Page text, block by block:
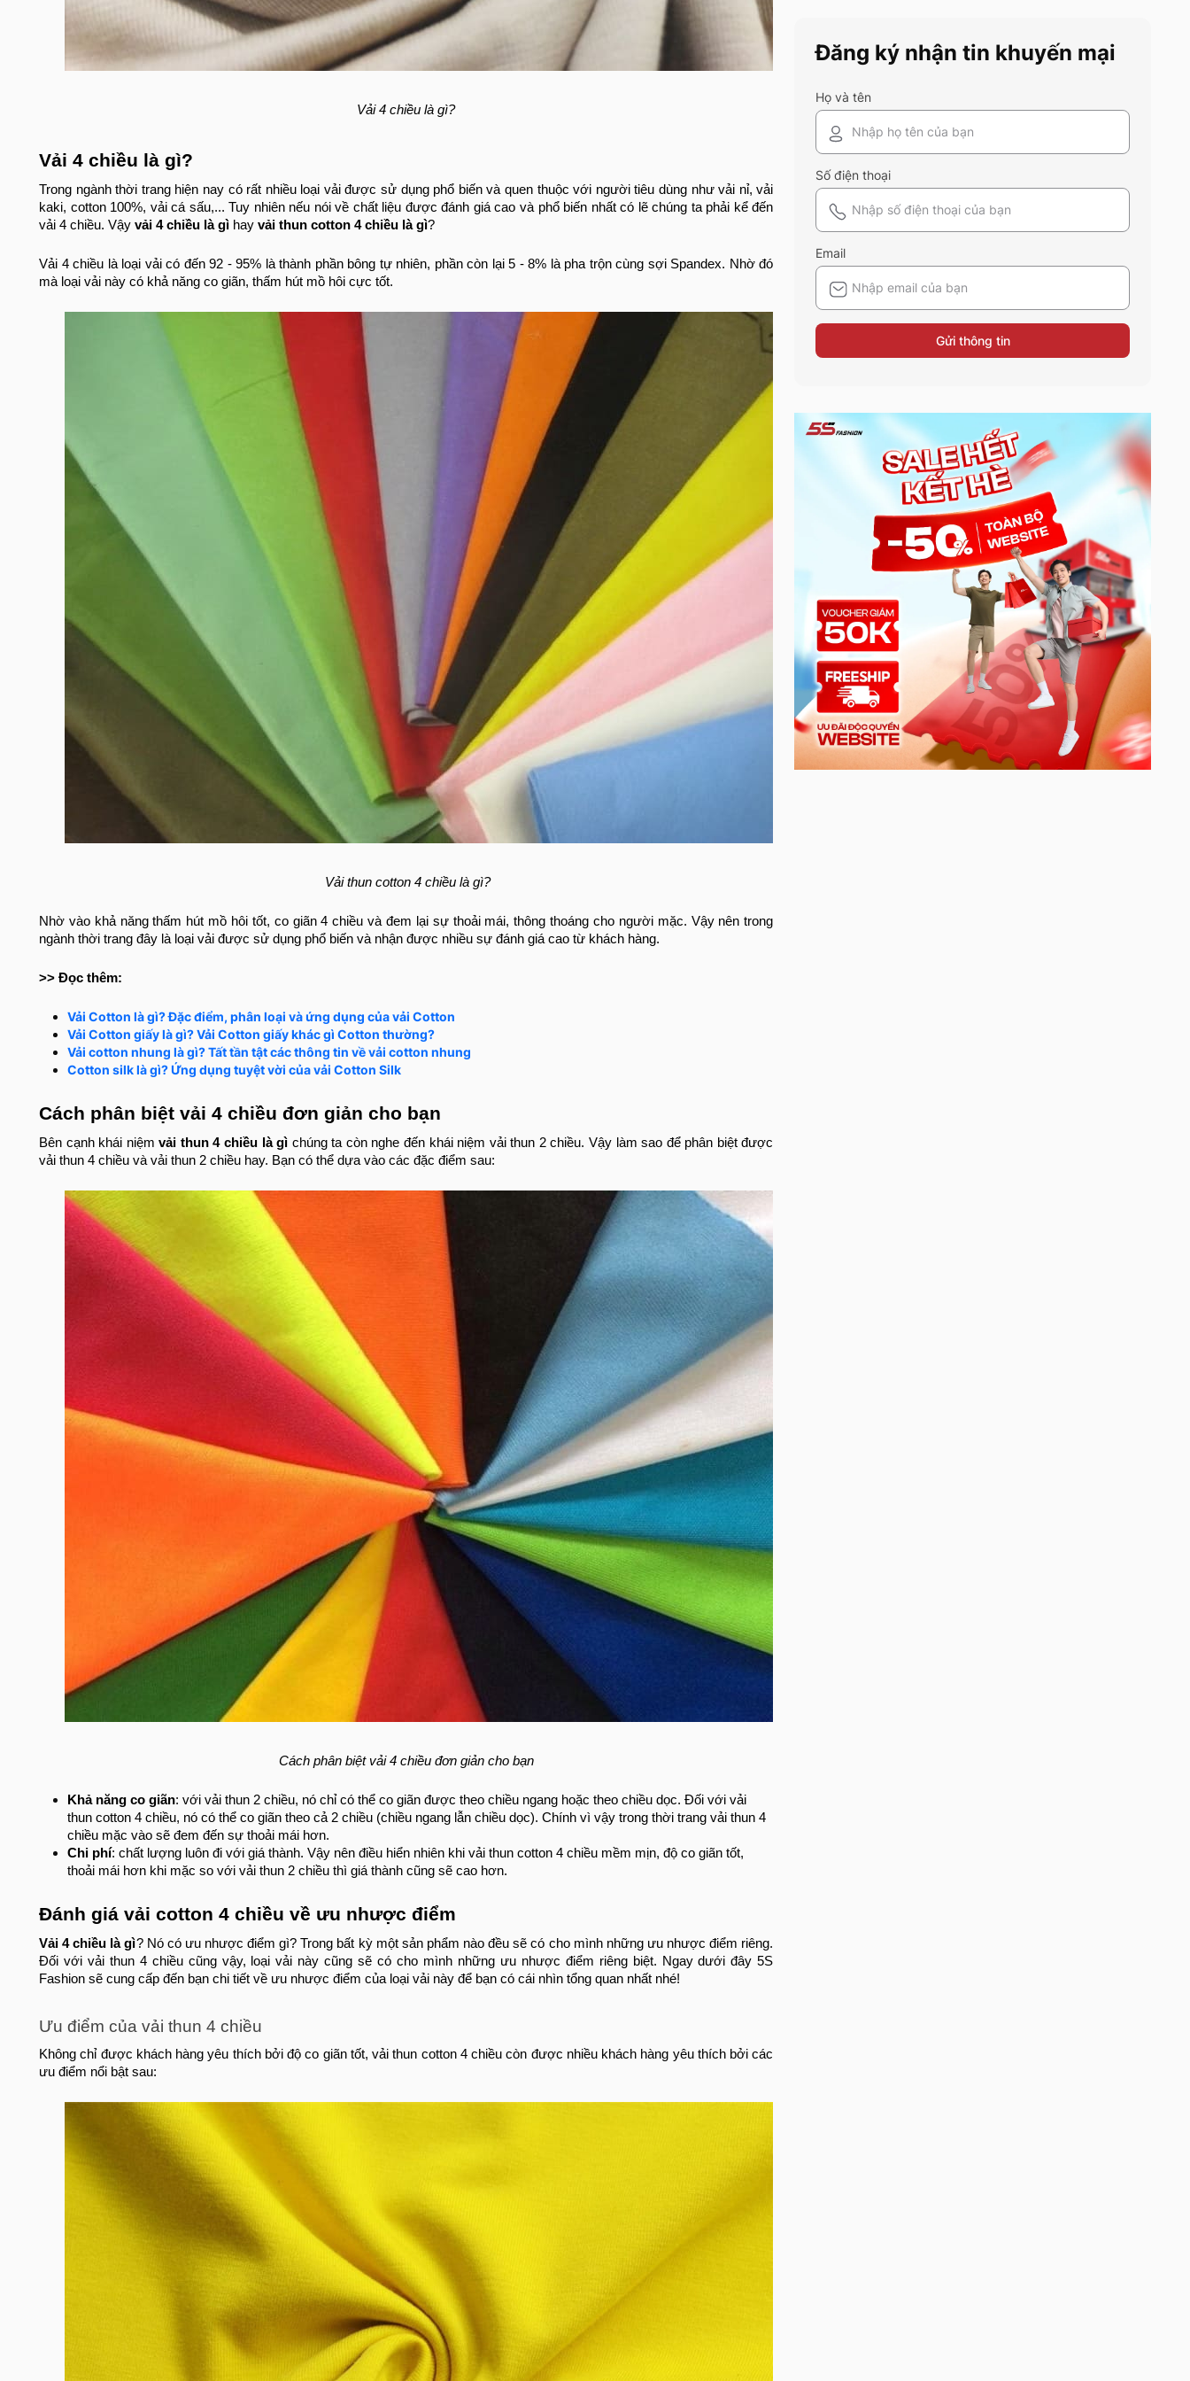
Vải 4 chiều là gì?
Vải 4 chiều là gì?
Trong ngành thời trang hiện nay có rất nhiều loại vải được sử dụng phổ biến và quen thuộc với người tiêu dùng như vải nỉ, vải
kaki, cotton 100%, vải cá sấu,... Tuy nhiên nếu nói về chất liệu được đánh giá cao và phổ biến nhất có lẽ chúng ta phải kể đến
vải 4 chiều. Vậy vải 4 chiều là gì hay vải thun cotton 4 chiều là gì?
Vải 4 chiều là loại vải có đến 92 - 95% là thành phần bông tự nhiên, phần còn lại 5 - 8% là pha trộn cùng sợi Spandex. Nhờ đó
mà loại vải này có khả năng co giãn, thấm hút mồ hôi cực tốt.
Vải thun cotton 4 chiều là gì?
Nhờ vào khả năng thấm hút mồ hôi tốt, co giãn 4 chiều và đem lại sự thoải mái, thông thoáng cho người mặc. Vậy nên trong
ngành thời trang đây là loại vải được sử dụng phổ biến và nhận được nhiều sự đánh giá cao từ khách hàng.
>> Đọc thêm:
Vải Cotton là gì? Đặc điểm, phân loại và ứng dụng của vải Cotton
Vải Cotton giấy là gì? Vải Cotton giấy khác gì Cotton thường?
Vải cotton nhung là gì? Tất tần tật các thông tin về vải cotton nhung
Cotton silk là gì? Ứng dụng tuyệt vời của vải Cotton Silk
Cách phân biệt vải 4 chiều đơn giản cho bạn
Bên cạnh khái niệmvải thun 4 chiều là gì chúng ta còn nghe đến khái niệm vải thun 2 chiều. Vậy làm sao để phân biệt được
vải thun 4 chiều và vải thun 2 chiều hay. Bạn có thể dựa vào các đặc điểm sau:
Cách phân biệt vải 4 chiều đơn giản cho bạn
Khả năng co giãn: với vải thun 2 chiều, nó chỉ có thể co giãn được theo chiều ngang hoặc theo chiều dọc. Đối với vải
thun cotton 4 chiều, nó có thể co giãn theo cả 2 chiều (chiều ngang lẫn chiều dọc). Chính vì vậy trong thời trang vải thun 4
chiều mặc vào sẽ đem đến sự thoải mái hơn.
Chi phí: chất lượng luôn đi với giá thành. Vậy nên điều hiển nhiên khi vải thun cotton 4 chiều mềm mịn, độ co giãn tốt,
thoải mái hơn khi mặc so với vải thun 2 chiều thì giá thành cũng sẽ cao hơn.
Đánh giá vải cotton 4 chiều về ưu nhược điểm
Vải 4 chiều là gì? Nó có ưu nhược điểm gì? Trong bất kỳ một sản phẩm nào đều sẽ có cho mình những ưu nhược điểm riêng.
Đối với vải thun 4 chiều cũng vậy, loại vải này cũng sẽ có cho mình những ưu nhược điểm riêng biệt. Ngay dưới đây 5S
Fashion sẽ cung cấp đến bạn chi tiết về ưu nhược điểm của loại vải này để bạn có cái nhìn tổng quan nhất nhé!
Ưu điểm của vải thun 4 chiều
Không chỉ được khách hàng yêu thích bởi độ co giãn tốt, vải thun cotton 4 chiều còn được nhiều khách hàng yêu thích bởi các
ưu điểm nổi bật sau:
Đăng ký nhận tin khuyến mại
Họ và tên
Số điện thoại
Email
Gửi thông tin